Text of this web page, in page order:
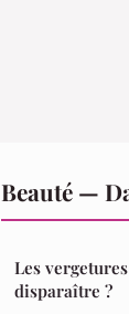
Beauté —
Les
disparaître ?